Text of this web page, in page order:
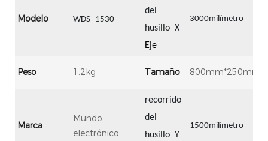
Modelo WDS- 1530
del
husillo X
Eje
3000milímetro
Peso 1.2kg Tamaño
Marca
Mundo
electrónico
recorrido
del
husillo Y
1500milímetro